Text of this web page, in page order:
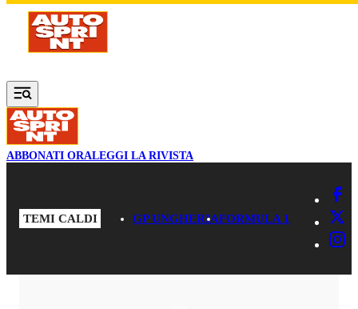
Vai al contenuto principale
ABBONATI ORALEGGI LA RIVISTA
TEMI CALDI GP UNGHERIAFORMULA 1